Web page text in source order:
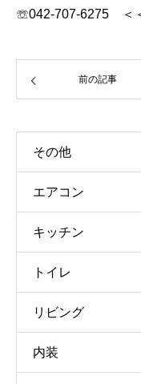
☏042-707-6275 ＜
前の記事
その他
エアコン
キッチン
トイレ
リビング
内装